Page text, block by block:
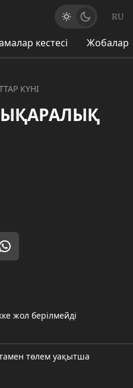
RU
кестесі Жобалар
КҮНІ
жол берілмейді
төлем уақытша